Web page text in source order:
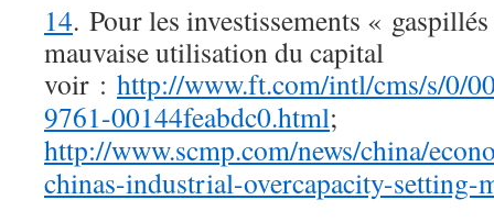
14. Pour les investissements «
mauvaise utilisation du capital
voir : http://www.ft.com/intl/cms/s/0/
9761-00144feabdc0.html;
http://www.scmp.com/news/china/
chinas-industrial-overcapacity-setting-